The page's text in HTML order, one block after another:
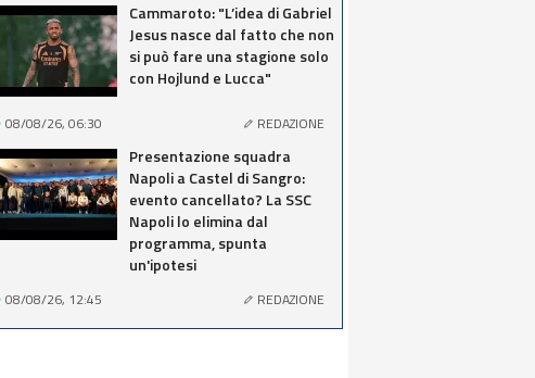
Cammaroto: "L’idea di Gabriel
Jesus nasce dal fatto che non
si può fare una stagione solo
con Hojlund e Lucca"
08/08/26, 06:30 REDAZIONE
Presentazione squadra
Napoli a Castel di Sangro:
evento cancellato? La SSC
Napoli lo elimina dal
programma, spunta
un'ipotesi
08/08/26, 12:45 REDAZIONE